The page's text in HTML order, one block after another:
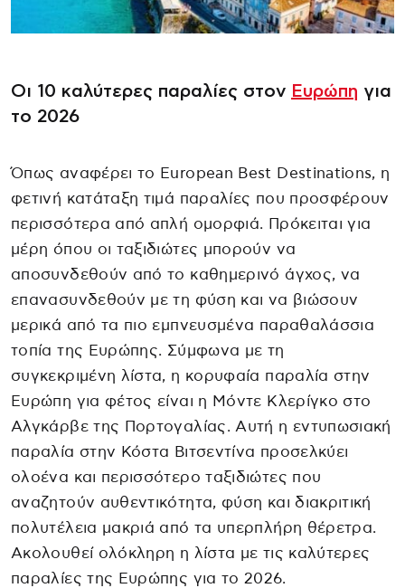
Οι 10 καλύτερες παραλίες στον Ευρώπη για
το 2026
Όπως αναφέρει το European Best Destinations, η
φετινή κατάταξη τιμά παραλίες που προσφέρουν
περισσότερα από απλή ομορφιά. Πρόκειται για
μέρη όπου οι ταξιδιώτες μπορούν να
αποσυνδεθούν από το καθημερινό άγχος, να
επανασυνδεθούν με τη φύση και να βιώσουν
μερικά από τα πιο εμπνευσμένα παραθαλάσσια
τοπία της Ευρώπης. Σύμφωνα με τη
συγκεκριμένη λίστα, η κορυφαία παραλία στην
Ευρώπη για φέτος είναι η Μόντε Κλερίγκο στο
Αλγκάρβε της Πορτογαλίας. Αυτή η εντυπωσιακή
παραλία στην Κόστα Βιτσεντίνα προσελκύει
ολοένα και περισσότερο ταξιδιώτες που
αναζητούν αυθεντικότητα, φύση και διακριτική
πολυτέλεια μακριά από τα υπερπλήρη θέρετρα.
Ακολουθεί ολόκληρη η λίστα με τις καλύτερες
παραλίες της Ευρώπης για το 2026.